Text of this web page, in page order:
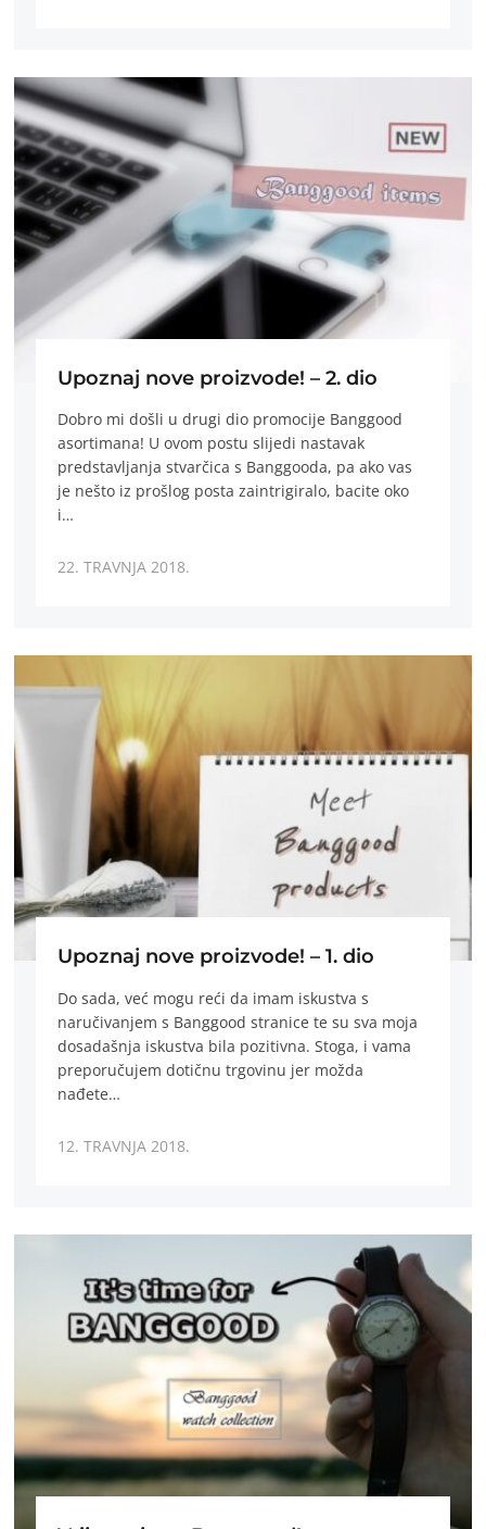
Upoznaj nove proizvode! – 2. dio
Dobro mi došli u drugi dio promocije Banggood
asortimana! U ovom postu slijedi nastavak
predstavljanja stvarčica s Banggooda, pa ako vas
je nešto iz prošlog posta zaintrigiralo, bacite oko
i…
22. TRAVNJA 2018.
Upoznaj nove proizvode! – 1. dio
Do sada, već mogu reći da imam iskustva s
naručivanjem s Banggood stranice te su sva moja
dosadašnja iskustva bila pozitivna. Stoga, i vama
preporučujem dotičnu trgovinu jer možda
nađete…
12. TRAVNJA 2018.